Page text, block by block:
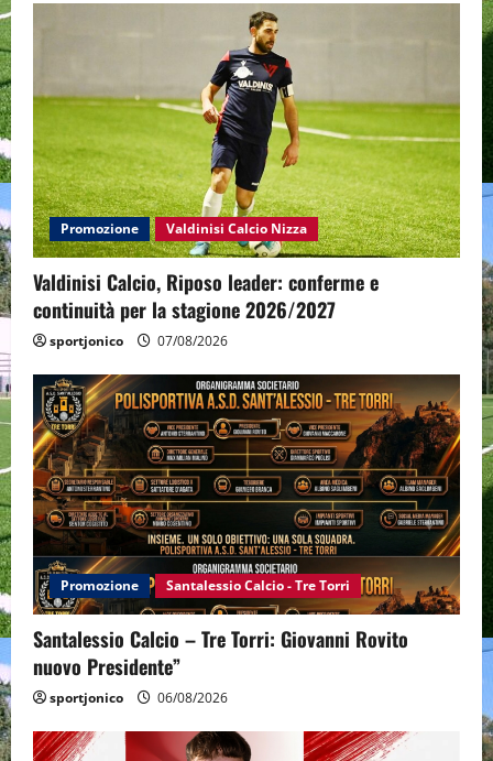
Promozione Valdinisi Calcio Nizza
Valdinisi Calcio, Riposo leader: conferme e
continuità per la stagione 2026/2027
sportjonico 07/08/2026
Promozione Santalessio Calcio - Tre Torri
Santalessio Calcio – Tre Torri: Giovanni Rovito
nuovo Presidente”
sportjonico 06/08/2026